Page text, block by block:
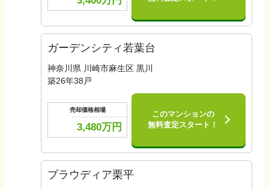
ガーデンシティ若葉台
神奈川県 川崎市麻生区 黒川
築26年38 戸
売却価格相場
3,480万円
このマンションの
無料査定スタート！
プラウディア栗平